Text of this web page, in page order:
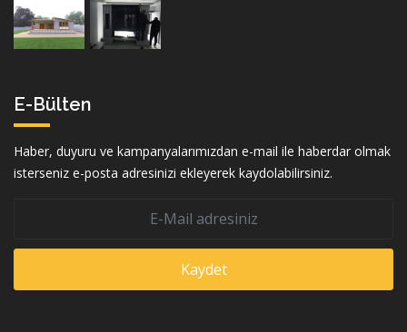
E-Bülten
Haber, duyuru ve kampanyalarımızdan e-mail ile haberdar olmak
isterseniz e-posta adresinizi ekleyerek kaydolabilirsiniz.
Kaydet